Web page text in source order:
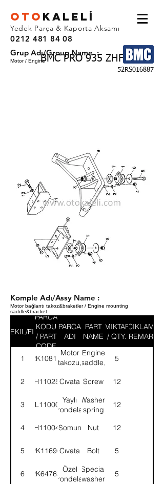
OTO KALEL İ
Yedek Parça & Kaporta Aksamı
0212 481 84 08
BMC PRO 935 ZHF
Grup Adı/Group Name :
Motor / Engine
52RS016887
Komple Adı/Assy Name :
Motor bağlantı takoz&braketler / Engine mounting
saddle&bracket
SEKIL/FIG
PARCA
KODU
/ PART
CODE
PARCA
ADI
PART
NAME
MIKTAR
/ QTY.
ACIKLAMA
/ REMARK
1 2K10811
Motor
takozu,
arka
Engine
saddle,
5
2 SH110251Cıvata Screw 12
3 WL110002
Yaylı
rondela
Washer,
spring
12
4 NH110041Somun Nut 12
5 2K11696Cıvata Bolt 5
6 2K64765
Özel
rondela
Special
washer
5